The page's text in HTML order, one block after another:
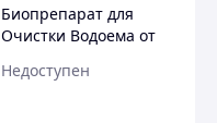
Биопрепарат для
Очистки Водоема от
Цветения Воды -
Недоступен